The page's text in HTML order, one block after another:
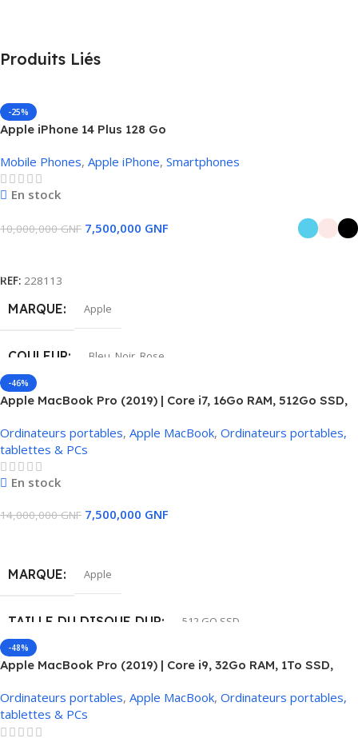
Produits Liés
-25%
Apple iPhone 14 Plus 128 Go
Mobile Phones, Apple iPhone, Smartphones
En stock
10,000,000GNF 7,500,000 GNF
REF: 228113
MARQUE Apple
COULEUR Bleu Noir Rose
-46%
Apple MacBook Pro (2019) | Core i7, 16Go RAM, 512Go SSD,
Ordinateurs portables, Apple MacBook, Ordinateurs portables,
tablettes & PCs
En stock
14,000,000GNF 7,500,000 GNF
MARQUE Apple
TAILLE DU DISQUE DUR 512 GO SSD
MÉMOIRE RAM INSTALLÉE 32 GB
MODÈLE DU CPU
-48%
Apple MacBook Pro (2019) | Core i9, 32Go RAM, 1To SSD,
Ordinateurs portables, Apple MacBook, Ordinateurs portables,
tablettes & PCs